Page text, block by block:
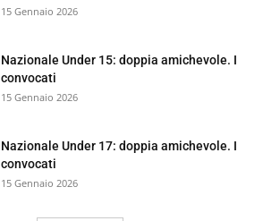
15 Gennaio 2026
Nazionale Under 15: doppia amichevole. I
convocati
15 Gennaio 2026
Nazionale Under 17: doppia amichevole. I
convocati
15 Gennaio 2026